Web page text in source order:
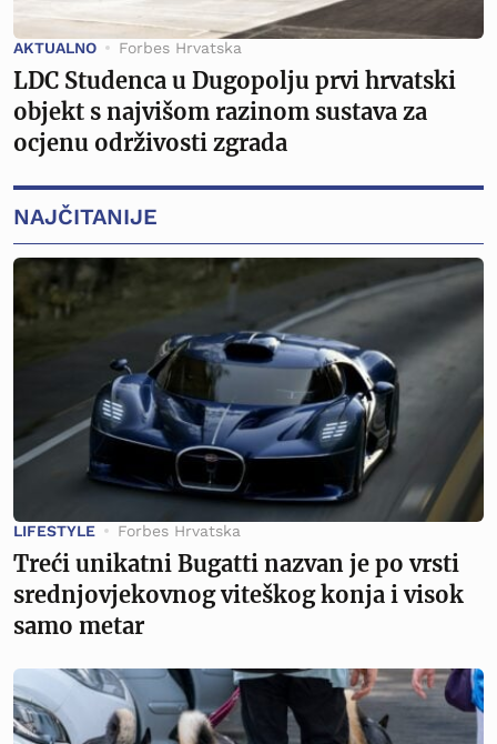
AKTUALNO Forbes Hrvatska
LDC Studenca u Dugopolju prvi hrvatski
objekt s najvišom razinom sustava za
ocjenu održivosti zgrada
NAJČITANIJE
LIFESTYLE Forbes Hrvatska
Treći unikatni Bugatti nazvan je po vrsti
srednjovjekovnog viteškog konja i visok
samo metar